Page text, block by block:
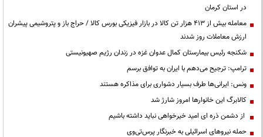
در استان کرمان
معامله بیش از ۴۱۳ هزار تن کالا در بازار فیزیکی بورس کالا / حراج باز و پتروشیمی پیشران
ارزش معاملات روز شدند
شکنجه رئیس بیمارستان کمال عدوان غزه در زندان رژیم صهیونیستی
ترامپ: ترجیح می‌دهم با ایران به توافق برسم
ونس: ایرانی‌ها طرف بسیار دشواری برای مذاکره هستند
کالابرگ این خانوارها امروز شارژ شد
از دشمن ذره ای امید خیرخواهی نباید داشته باشیم
حمله نیروهای اسرائیلی به خبرنگار پرس‌تی‌وی